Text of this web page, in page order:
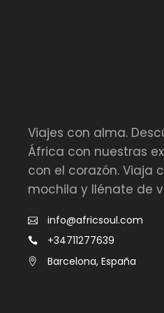
Viajes con alma.
África con nuestras
con el corazón. Viaja
mochila y llénate de
info@africsoul.com
+34711277639
Barcelona, España